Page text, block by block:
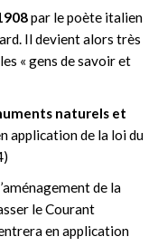
par le poète italien
Il devient alors très
« gens de savoir et
naturels et
application de la loi du
de la
le Courant
en application